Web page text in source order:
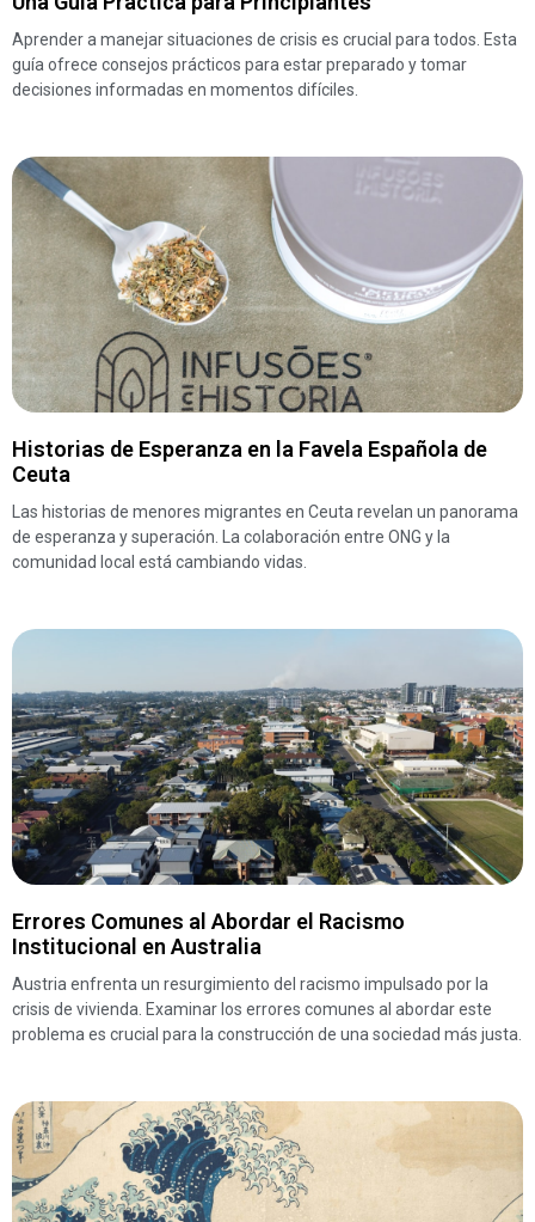
Aprender a manejar situaciones de crisis es crucial para todos. Esta
guía ofrece consejos prácticos para estar preparado y tomar
decisiones informadas en momentos difíciles.
Historias de Esperanza en la Favela Española de
Ceuta
Las historias de menores migrantes en Ceuta revelan un panorama
de esperanza y superación. La colaboración entre ONG y la
comunidad local está cambiando vidas.
Errores Comunes al Abordar el Racismo
Institucional en Australia
Austria enfrenta un resurgimiento del racismo impulsado por la
crisis de vivienda. Examinar los errores comunes al abordar este
problema es crucial para la construcción de una sociedad más justa.